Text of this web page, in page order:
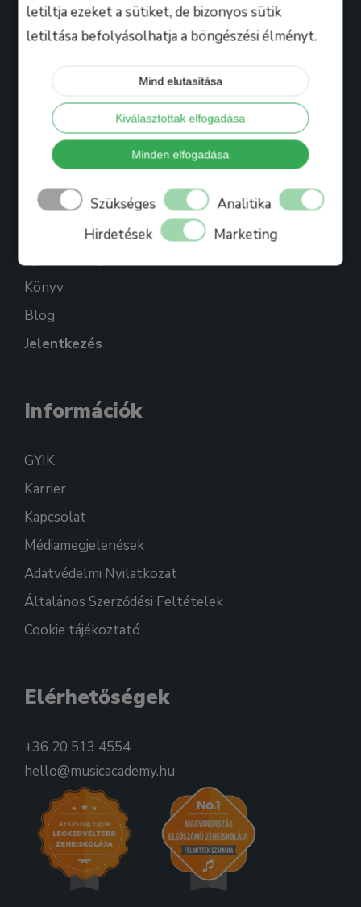
letiltja ezeket a sütiket, de bizonyos sütik
letiltása befolyásolhatja a böngészési élményt.
Mind elutasítása
Kiválasztottak elfogadása
Minden elfogadása
Szükséges
Analitika
Hirdetések
Marketing
kihozza magából a maximumot, amire csak zeneileg
vágyhat!
Hasznos
Tanáraink
Iskolánkról
Bihari Mártonról
Referenciák
Könyv
Blog
Jelentkezés
Információk
GYIK
Karrier
Kapcsolat
Médiamegjelenések
Adatvédelmi Nyilatkozat
Általános Szerződési Feltételek
Cookie tájékoztató
Elérhetőségek
+36 20 513 4554
hello@musicacademy.hu